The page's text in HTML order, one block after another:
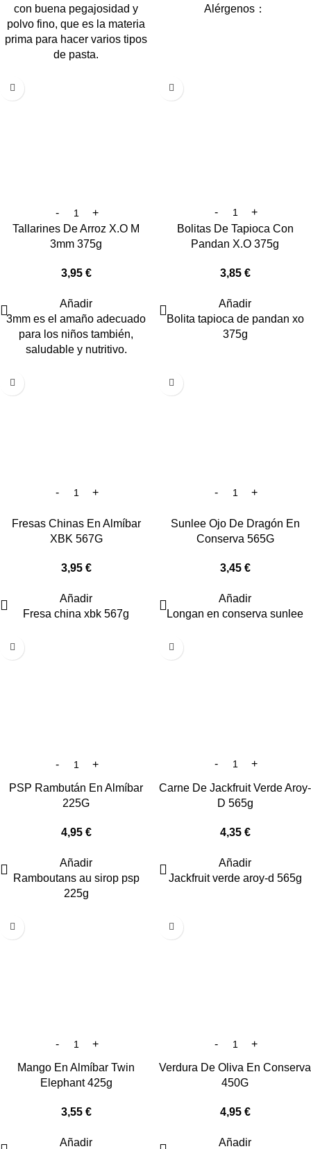
con buena pegajosidad y
polvo fino, que es la materia
prima para hacer varios tipos
de pasta.
Alérgenos：
Tallarines De Arroz X.O M
3mm 375g
3,95 €
Añadir
3mm es el amaño adecuado
para los niños también,
saludable y nutritivo.
Bolitas De Tapioca Con
Pandan X.O 375g
3,85 €
Añadir
Bolita tapioca de pandan xo
375g
Fresas Chinas En Almíbar
XBK 567G
3,95 €
Añadir
Fresa china xbk 567g
Sunlee Ojo De Dragón En
Conserva 565G
3,45 €
Añadir
Longan en conserva sunlee
PSP Rambután En Almíbar
225G
4,95 €
Añadir
Ramboutans au sirop psp
225g
Carne De Jackfruit Verde Aroy-
D 565g
4,35 €
Añadir
Jackfruit verde aroy-d 565g
Mango En Almíbar Twin
Elephant 425g
3,55 €
Añadir
Verdura De Oliva En Conserva
450G
4,95 €
Añadir